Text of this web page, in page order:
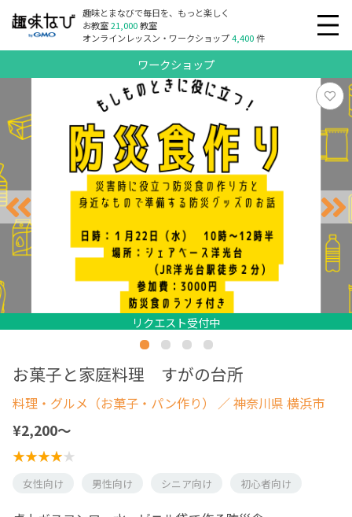
趣味とまなびで毎日を、もっと楽しく
お教室21,000教室
オンラインレッスン・ワークショップ4,400件
ワークショップ
リクエスト受付中
リクエスト受付中
リクエスト受付中
リクエスト受付中
リクエスト受付中
お菓子と家庭料理 すがの台所
料理・グルメ（お菓子・パン作り） ／ 神奈川県 横浜市
¥2,200〜
女性向け 男性向け シニア向け 初心者向け